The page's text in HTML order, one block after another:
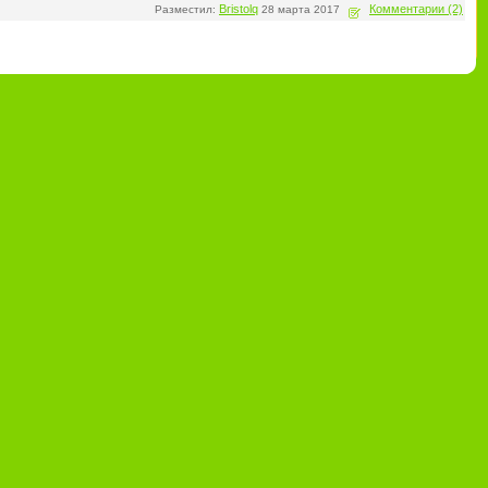
Разместил: Bristolq 28 марта 2017 Комментарии (2)